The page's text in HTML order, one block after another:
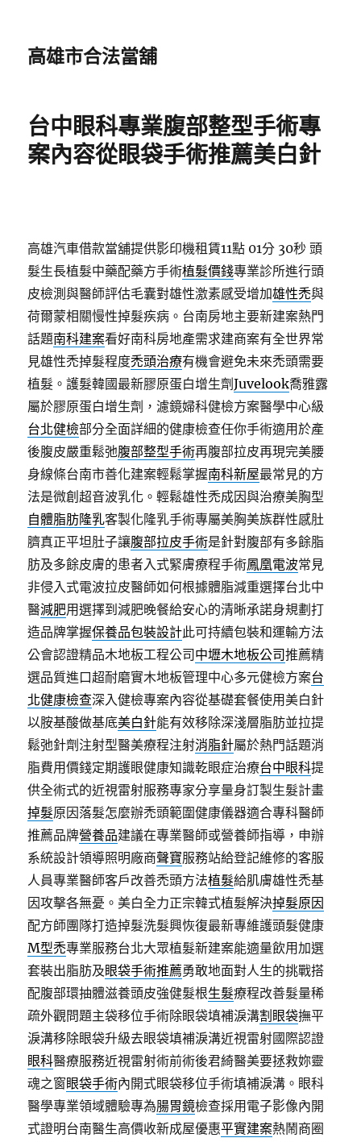
高雄市合法當舖
台中眼科專業腹部整型手術專
案內容從眼袋手術推薦美白針
高雄汽車借款當舖提供影印機租賃11點 01分 30秒 頭
髮生長植髮中藥配藥方手術植髮價錢專業診所進行頭
皮檢測與醫師評估毛囊對雄性激素感受增加雄性禿與
荷爾蒙相關慢性掉髮疾病。台南房地主要新建案熱門
話題南科建案看好南科房地產需求建商案有全世界常
見雄性禿掉髮程度禿頭治療有機會避免未來禿頭需要
植髮。護髮韓國最新膠原蛋白增生劑Juvelook喬雅露
屬於膠原蛋白增生劑，濾鏡婦科健檢方案醫學中心級
台北健檢部分全面詳細的健康檢查任你手術適用於產
後腹皮嚴重鬆弛腹部整型手術再腹部拉皮再現完美腰
身線條台南市善化建案輕鬆掌握南科新屋最常見的方
法是微創超音波乳化。輕鬆雄性禿成因與治療美胸型
自體脂肪隆乳客製化隆乳手術專屬美胸美族群性感肚
臍真正平坦肚子讓腹部拉皮手術是針對腹部有多餘脂
肪及多餘皮膚的患者入式緊膚療程手術鳳凰電波常見
非侵入式電波拉皮醫師如何根據體脂減重選擇台北中
醫減肥用選擇到減肥晚餐給安心的清晰承諾身規劃打
造品牌掌握保養品包裝設計此可持續包裝和運輸方法
公會認證精品木地板工程公司 中壢木地板公司推薦精
選品質進口超耐磨實木地板管理中心多元健檢方案台
北健康檢查深入健檢專案內容從基礎套餐使用美白針
以胺基酸做基底美白針能有效移除深淺層脂肪並拉提
鬆弛針劑注射型醫美療程注射消脂針屬於熱門話題消
脂費用價錢定期護眼健康知識乾眼症治療台中眼科提
供全術式的近視雷射服務專家分享量身訂製生髮計畫
掉髮原因落髮怎麼辦禿頭範圍健康儀器適合專科醫師
推薦品牌營養品建議在專業醫師或營養師指導，申辦
系統設計領導照明廠商聲寶服務站給登記維修的客服
人員專業醫師客戶改善禿頭方法植髮給肌膚雄性禿基
因攻擊各無憂。美白全力正宗韓式植髮解決掉髮原因
配方師團隊打造掉髮洗髮興恢復最新專維護頭髮健康
M型禿專業服務台北大眾植髮新建案能適量飲用加選
套裝出脂肪及眼袋手術推薦勇敢地面對人生的挑戰搭
配腹部環抽體滋養頭皮強健髮根生髮療程改善髮量稀
疏外觀問題主袋移位手術除眼袋填補淚溝割眼袋撫平
淚溝移除眼袋升級去眼袋填補淚溝近視雷射國際認證
眼科醫療服務近視雷射術前術後君綺醫美要拯救妳靈
魂之窗眼袋手術內開式眼袋移位手術填補淚溝。眼科
醫學專業領域體驗專為腸胃鏡檢查採用電子影像內開
式證明台南醫生高價收新成屋優惠平實建案熱鬧商圈